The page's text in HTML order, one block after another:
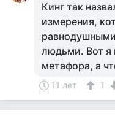
Кинг так
измерения,
людьми. Вот я
метафора, а
11 лет 1